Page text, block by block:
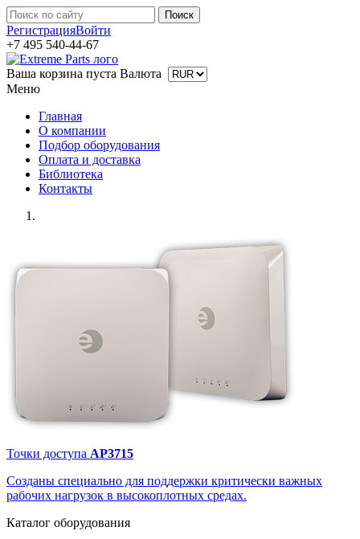
РегистрацияВойти
+7 495 540-44-67
Ваша корзина пуста Валюта
Меню
Главная
О компании
Подбор оборудования
Оплата и доставка
Библиотека
Контакты
Точки доступа AP3715
Созданы специально для поддержки критически важных
рабочих нагрузок в высокоплотных средах.
Каталог оборудования